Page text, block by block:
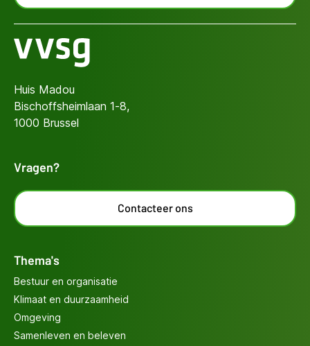
Huis Madou
Bischoffsheimlaan 1-8,
1000 Brussel
Vragen?
Contacteer ons
Thema's
Bestuur en organisatie
Klimaat en duurzaamheid
Omgeving
Samenleven en beleven